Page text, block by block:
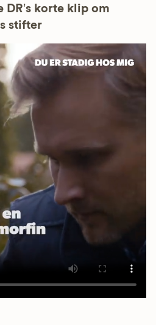
DR’s korte klip om
stifter